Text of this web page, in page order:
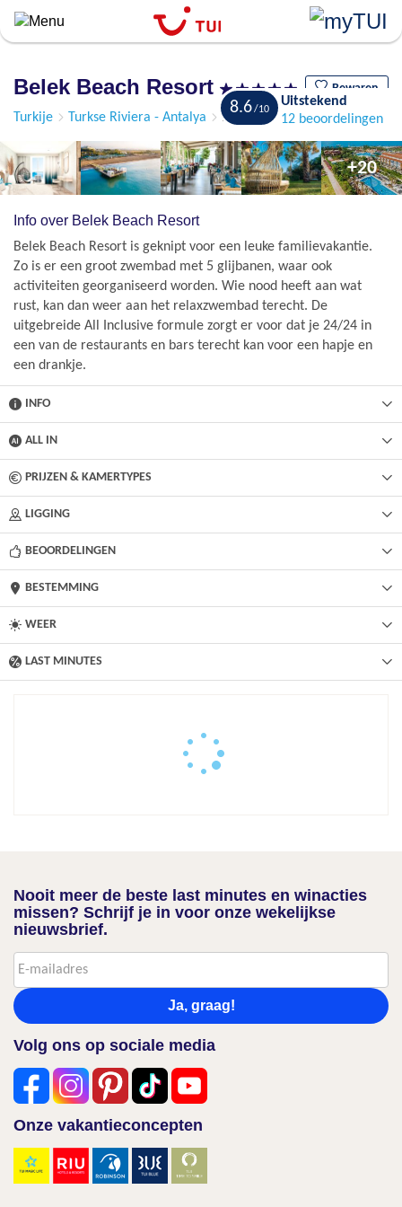
Overslaan
algemene
gaan
Belek Beach Resort Bewaren
Turkije Turkse Riviera - Antalya Belek
8.6
Uitstekend
12 beoordelingen
+20
Info over Belek Beach Resort
Belek Beach Resort is geknipt voor een leuke familievakantie.
Zo is er een groot zwembad met 5 glijbanen, waar ook
activiteiten georganiseerd worden. Wie nood heeft aan wat
rust, kan dan weer aan het relaxzwembad terecht. De
uitgebreide All Inclusive formule zorgt er voor dat je 24/24 in
een van de restaurants en bars terecht kan voor een hapje en
een drankje.
INFO
ALL IN
PRIJZEN & KAMERTYPES
LIGGING
BEOORDELINGEN
BESTEMMING
WEER
LAST MINUTES
Nooit meer de beste last minutes en winacties
missen? Schrijf je in voor onze wekelijkse
nieuwsbrief.
Ja, graag!
Volg ons op sociale media
Onze vakantieconcepten